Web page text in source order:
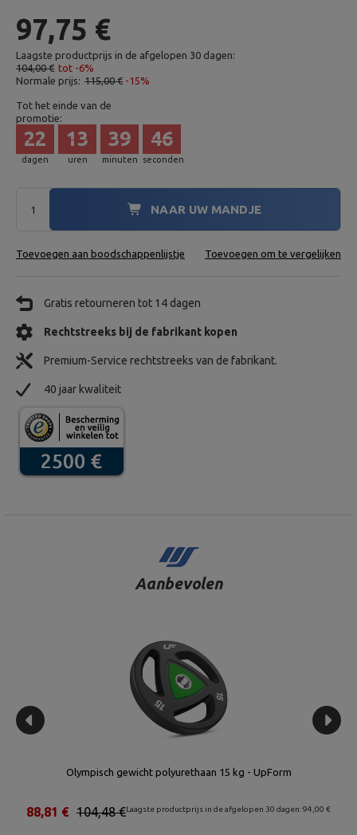
97,75 €
Laagste productprijs in de afgelopen 30 dagen:
104,00 € tot -6%
Normale prijs: 115,00 € -15%
Tot het einde van de
promotie:
dagen
22
uren
13
minuten
39
seconden
45
NAAR UW MANDJE
Toevoegen aan boodschappenlijstje Toevoegen om te vergelijken
Gratis retourneren tot 14 dagen
Rechtstreeks bij de fabrikant kopen
Premium-Service rechtstreeks van de fabrikant.
40 jaar kwaliteit
Aanbevolen
polyurethaan 15 kg - UpForm
productprijs in de afgelopen 30 dagen: 94,00 €
Olympisch gewicht
Laagste
21,31 €
18,11 €